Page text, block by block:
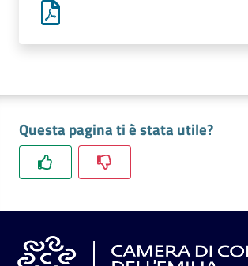
territorio
l'Impresa
il
Consumatore
L'impresa
digitale
Questa pagina ti è stata utile?